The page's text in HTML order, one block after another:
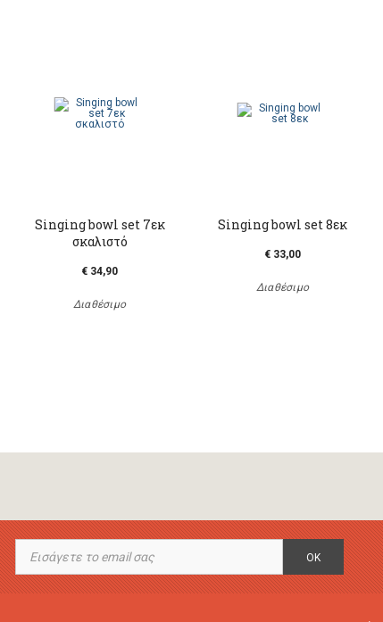
Singing bowl set 7εκ
σκαλιστό
€ 34,90
Διαθέσιμο
Singing bowl set 8εκ
€ 33,00
Διαθέσιμο
OK